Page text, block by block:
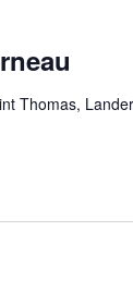
Thomas,